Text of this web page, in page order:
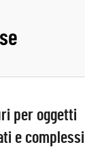
per oggetti
e complessi